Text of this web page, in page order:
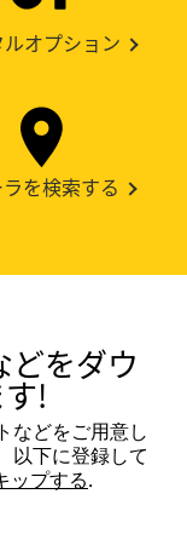
ルオプション
を検索する
どをダウ
!
などをご用意し
以下に登録して
ップする.